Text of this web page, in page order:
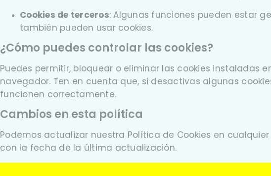
Cookies de terceros: Algunas funciones pueden estar
también pueden usar cookies.
¿Cómo puedes controlar las cookies?
Puedes permitir, bloquear o eliminar las cookies
navegador. Ten en cuenta que, si desactivas algunas
funcionen correctamente.
Cambios en esta política
Podemos actualizar nuestra Política de Cookies en
con la fecha de la última actualización.